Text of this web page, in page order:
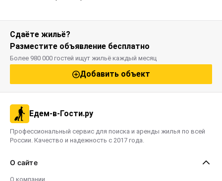
Сдаёте жильё?
Разместите объявление бесплатно
Более 980 000 гостей ищут жильё каждый месяц
Добавить объект
Едем-в-Гости.ру
Профессиональный сервис для поиска и аренды жилья по всей
России. Качество и надежность с 2017 года.
О сайте
О компании